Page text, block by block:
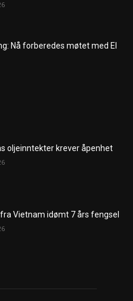
Nå forberedes møtet med El
oljeinntekter krever åpenhet
Vietnam idømt 7 års fengsel